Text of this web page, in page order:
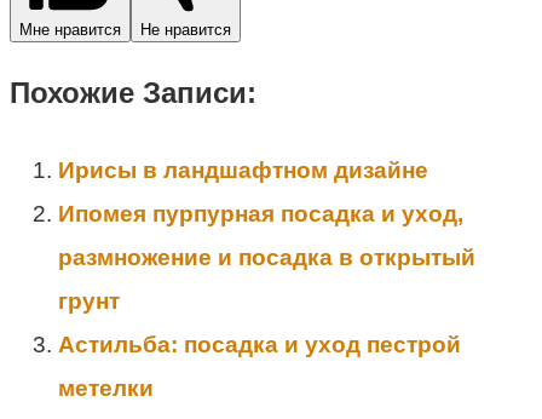
Мне нравится Не нравится
Похожие Записи:
Ирисы в ландшафтном дизайне
Ипомея пурпурная посадка и уход,
размножение и посадка в открытый
грунт
Астильба: посадка и уход пестрой
метелки